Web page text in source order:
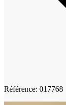
Référence: 017768